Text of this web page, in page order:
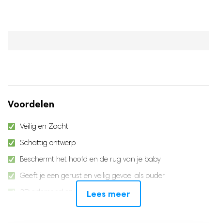
Voordelen
Veilig en Zacht
Schattig ontwerp
Beschermt het hoofd en de rug van je baby
Geeft je een gerust en veilig gevoel als ouder
3D ademend en zweet afvoerend
Leeftijd 5-15 Maanden
Lees meer